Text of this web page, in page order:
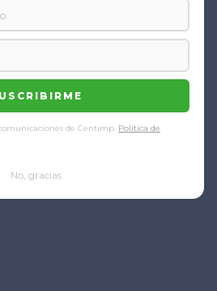
de Centimp. Política de
No, gracias